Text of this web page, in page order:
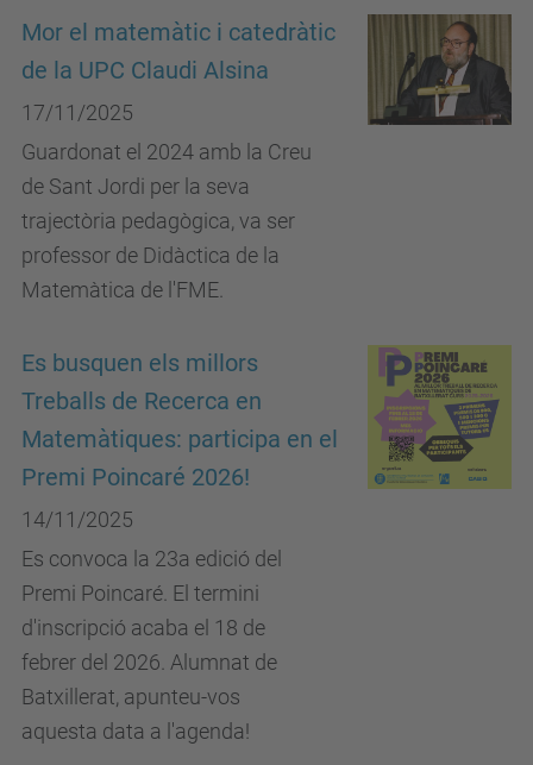
Mor el matemàtic i catedràtic
de la UPC Claudi Alsina
17/11/2025
Guardonat el 2024 amb la Creu
de Sant Jordi per la seva
trajectòria pedagògica, va ser
professor de Didàctica de la
Matemàtica de l'FME.
Es busquen els millors
Treballs de Recerca en
Matemàtiques: participa en el
Premi Poincaré 2026!
14/11/2025
Es convoca la 23a edició del
Premi Poincaré. El termini
d'inscripció acaba el 18 de
febrer del 2026. Alumnat de
Batxillerat, apunteu-vos
aquesta data a l'agenda!